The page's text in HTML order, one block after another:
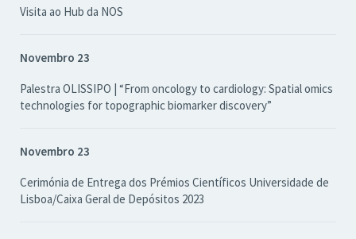
Visita ao Hub da NOS
Novembro 23
Palestra OLISSIPO | “From oncology to cardiology: Spatial omics
technologies for topographic biomarker discovery”
Novembro 23
Cerimónia de Entrega dos Prémios Científicos Universidade de
Lisboa/Caixa Geral de Depósitos 2023